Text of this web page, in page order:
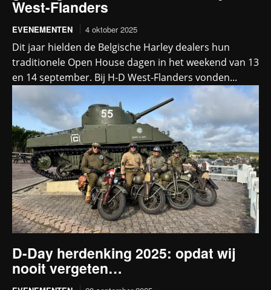
West-Flanders
EVENEMENTEN 4 oktober 2025
Dit jaar hielden de Belgische Harley dealers hun
traditionele Open House dagen in het weekend van 13
en 14 september. Bij H-D West-Flanders vonden...
D-Day herdenking 2025: opdat wij
nooit vergeten…